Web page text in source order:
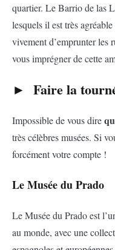
quartier. Le Barrio de las
lesquels il est très
vivement d’emprunter les
vous imprégner de cette
► Faire la
Impossible de vous dire
très célèbres musées. Si
forcément votre compte !
Le Musée du Prado
Le Musée du Prado est
au monde, avec une